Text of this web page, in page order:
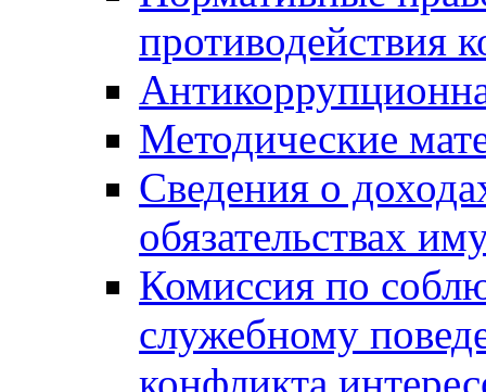
противодействия
Методические
Сведения о
обязательствах
Комиссия по
служебному
конфликта